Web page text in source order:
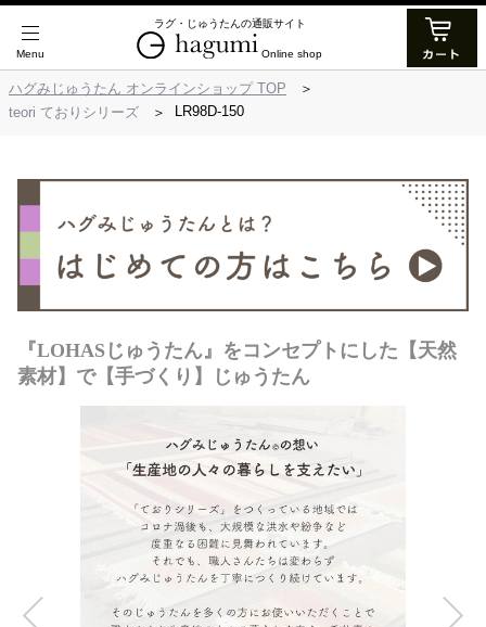
ラグ・じゅうたんの通販サイト
Online shop
ハグみじゅうたん オンラインショップ TOP
teori ておりシリーズ
LR98D-150
『LOHASじゅうたん』をコンセプトにした【天然
素材】で【手づくり】じゅうたん